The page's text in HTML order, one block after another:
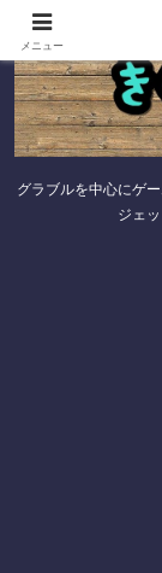
グラブルを中心にゲ
ジェ
メニュー